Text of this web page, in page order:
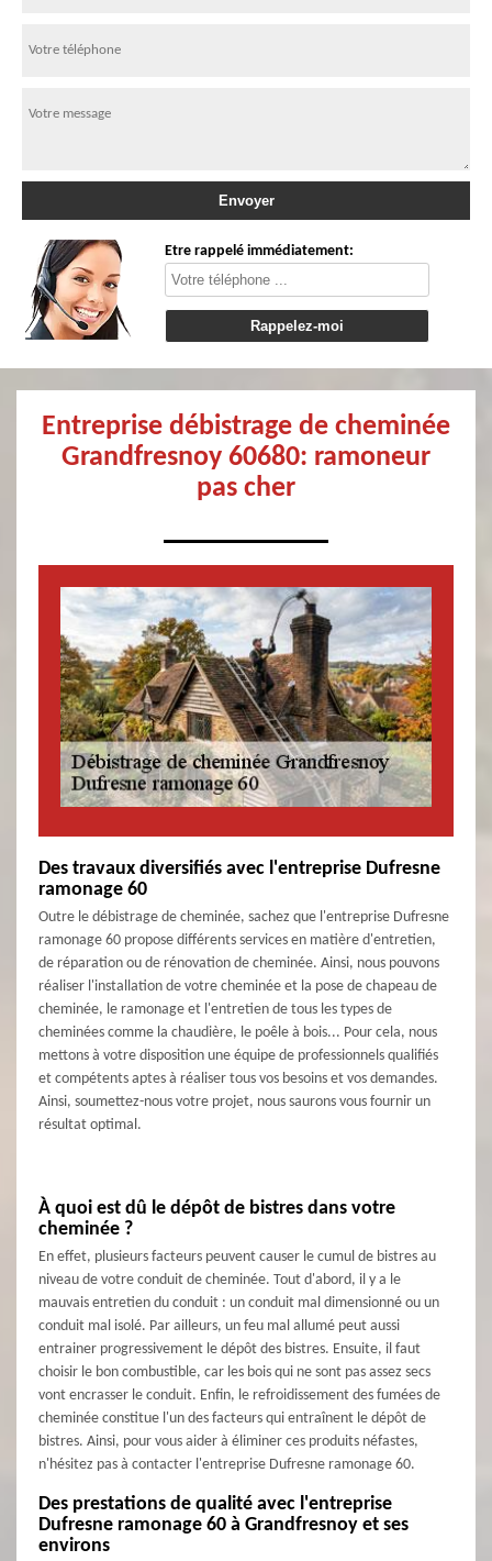
Etre rappelé immédiatement:
Entreprise débistrage de cheminée
Grandfresnoy 60680: ramoneur
pas cher
Des travaux diversifiés avec l'entreprise Dufresne
ramonage 60
Outre le débistrage de cheminée, sachez que l'entreprise Dufresne
ramonage 60 propose différents services en matière d'entretien,
de réparation ou de rénovation de cheminée. Ainsi, nous pouvons
réaliser l'installation de votre cheminée et la pose de chapeau de
cheminée, le ramonage et l'entretien de tous les types de
cheminées comme la chaudière, le poêle à bois... Pour cela, nous
mettons à votre disposition une équipe de professionnels qualifiés
et compétents aptes à réaliser tous vos besoins et vos demandes.
Ainsi, soumettez-nous votre projet, nous saurons vous fournir un
résultat optimal.
À quoi est dû le dépôt de bistres dans votre
cheminée ?
En effet, plusieurs facteurs peuvent causer le cumul de bistres au
niveau de votre conduit de cheminée. Tout d'abord, il y a le
mauvais entretien du conduit : un conduit mal dimensionné ou un
conduit mal isolé. Par ailleurs, un feu mal allumé peut aussi
entrainer progressivement le dépôt des bistres. Ensuite, il faut
choisir le bon combustible, car les bois qui ne sont pas assez secs
vont encrasser le conduit. Enfin, le refroidissement des fumées de
cheminée constitue l'un des facteurs qui entraînent le dépôt de
bistres. Ainsi, pour vous aider à éliminer ces produits néfastes,
n'hésitez pas à contacter l'entreprise Dufresne ramonage 60.
Des prestations de qualité avec l'entreprise
Dufresne ramonage 60 à Grandfresnoy et ses
environs